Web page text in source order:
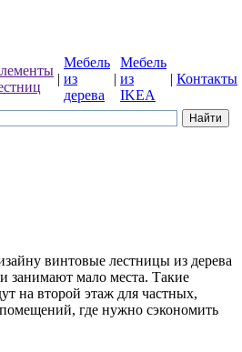
|
Мебель
из
дерева
|
Мебель
из
IKEA
| Контакты
винтовые лестницы из дерева
занимают мало места. Такие
на второй этаж для частных,
где нужно сэкономить